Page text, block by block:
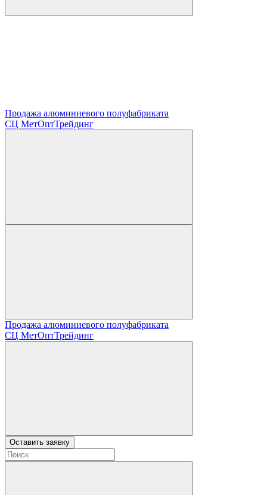
Продажа алюминиевого полуфабриката
СЦ МетОптТрейдинг
Продажа алюминиевого полуфабриката
СЦ МетОптТрейдинг
Оставить заявку